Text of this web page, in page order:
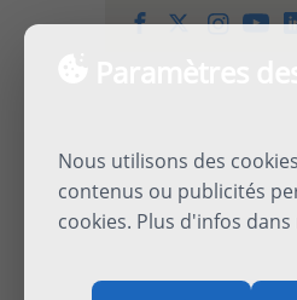
Nous utilisons des
contenus ou publicités
cookies. Plus d'infos